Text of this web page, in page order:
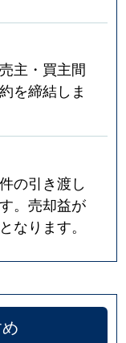
主・買主間
を締結しま
の引き渡し
。売却益が
なります。